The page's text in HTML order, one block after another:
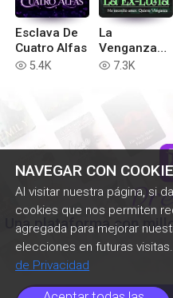
NAVEGAR CON
Al visitar nuestra página, si
cookies que nos permiten
agregada para mejorar
elecciones en futuras visitas.
de Privacidad
Esclava De
Cuatro Alfas
read 5.4K
La
Venganza
De La Ex-
read 7.3K
Una plataforma con